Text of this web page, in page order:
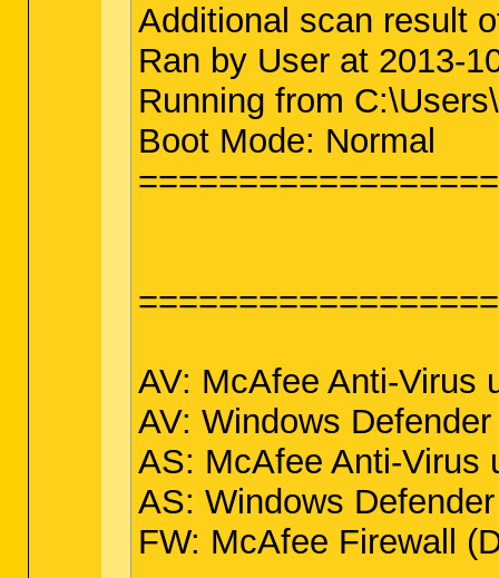
Additional scan result
Ran by User at 2013-
Running from
Boot Mode: Normal
AV: McAfee Anti-Virus
AV: Windows
AS: McAfee Anti-Virus
AS: Windows
FW: McAfee Firewall